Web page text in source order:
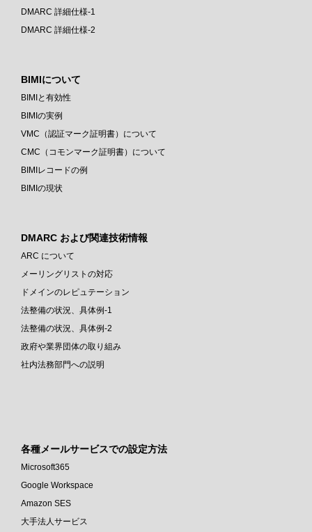
DMARC 詳細仕様-1
DMARC 詳細仕様-2
BIMIについて
BIMIと有効性
BIMIの実例
VMC（認証マーク証明書）について
CMC（コモンマーク証明書）について
BIMIレコードの例
BIMIの現状
DMARC および関連技術情報
ARC について
メーリングリストの対応
ドメインのレピュテーション
法整備の状況、具体例-1
法整備の状況、具体例-2
政府や業界団体の取り組み
社内法務部門への説明
各種メールサービスでの設定方法
Microsoft365
Google Workspace
Amazon SES
大手法人サービス